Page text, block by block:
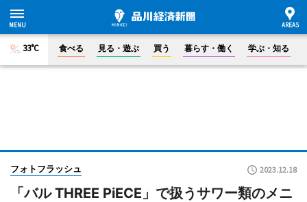
33°C 食べる 見る・遊ぶ 買う 暮らす・働く 学ぶ・知る
フォトフラッシュ 2023.12.18
「バル THREE PiECE」で扱うサワー類のメニ